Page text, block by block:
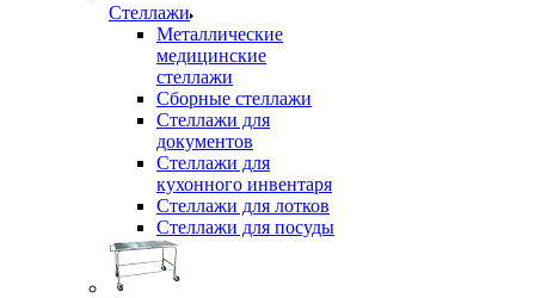
Стеллажи
Металлические
медицинские
стеллажи
Сборные стеллажи
Стеллажи для
документов
Стеллажи для
кухонного инвентаря
Стеллажи для лотков
Стеллажи для посуды